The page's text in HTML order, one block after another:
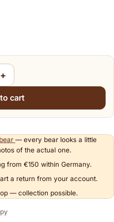
Puppy quantity
+
cart
— every bear looks a little
of the actual one.
from €150 within Germany.
a return from your account.
— collection possible.